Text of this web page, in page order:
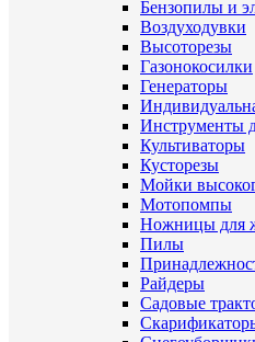
Бензопилы и
Воздуходувки
Высоторезы
Газонокосилки
Генераторы
Инструменты
Культиваторы
Кусторезы
Мойки
Мотопомпы
Ножницы для
Пилы
Райдеры
Садовые